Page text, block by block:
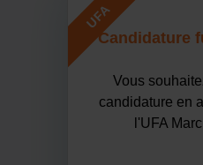
UFA
Candidature
Vous
candidature en
l'UFA